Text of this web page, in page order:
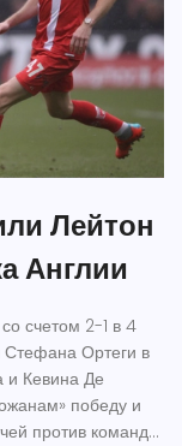
Лейтон
Англии
счетом 2-1 в 4
Стефана Ортеги в
и Кевина Де
победу и
против команд